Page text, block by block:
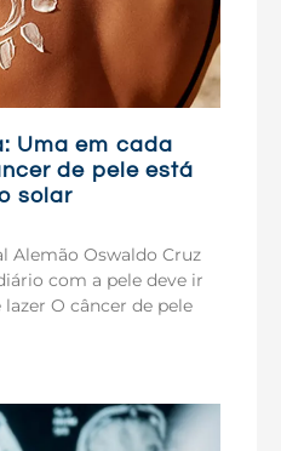
Uma em cada
de pele está
solar
Alemão Oswaldo Cruz
com a pele deve ir
O câncer de pele